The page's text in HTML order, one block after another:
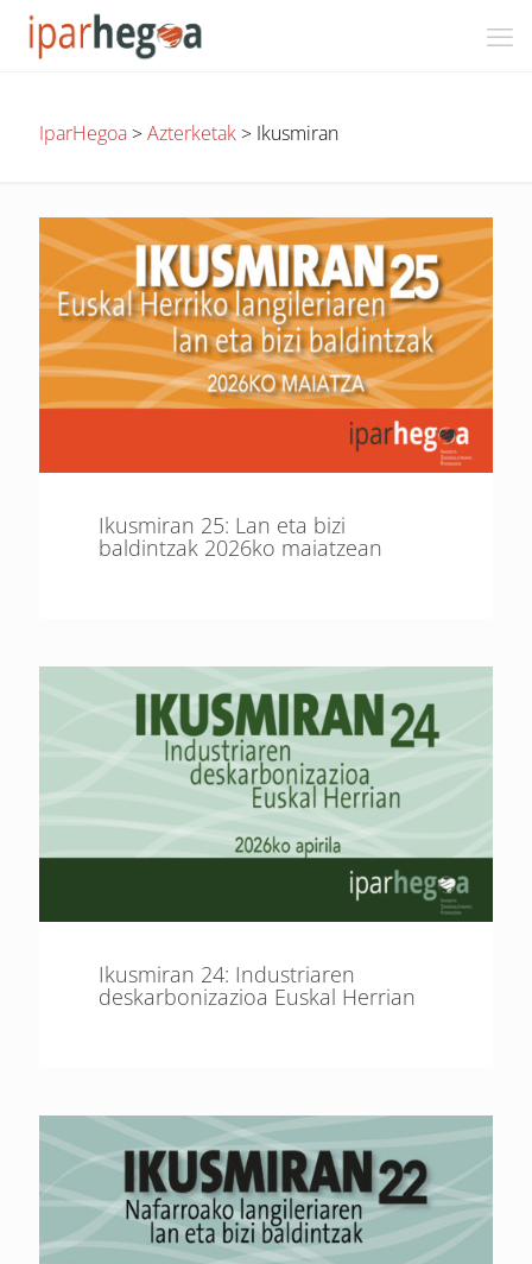
IparHegoa>Azterketak> Ikusmiran
Ikusmiran 25: Lan eta bizi
baldintzak 2026ko maiatzean
Ikusmiran 24: Industriaren
deskarbonizazioa Euskal Herrian